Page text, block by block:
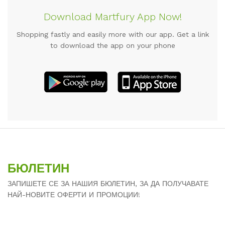
Download Martfury App Now!
Shopping fastly and easily more with our app. Get a link
to download the app on your phone
БЮЛЕТИН
ЗАПИШЕТЕ СЕ ЗА НАШИЯ БЮЛЕТИН, ЗА ДА ПОЛУЧАВАТЕ
НАЙ-НОВИТЕ ОФЕРТИ И ПРОМОЦИИ!